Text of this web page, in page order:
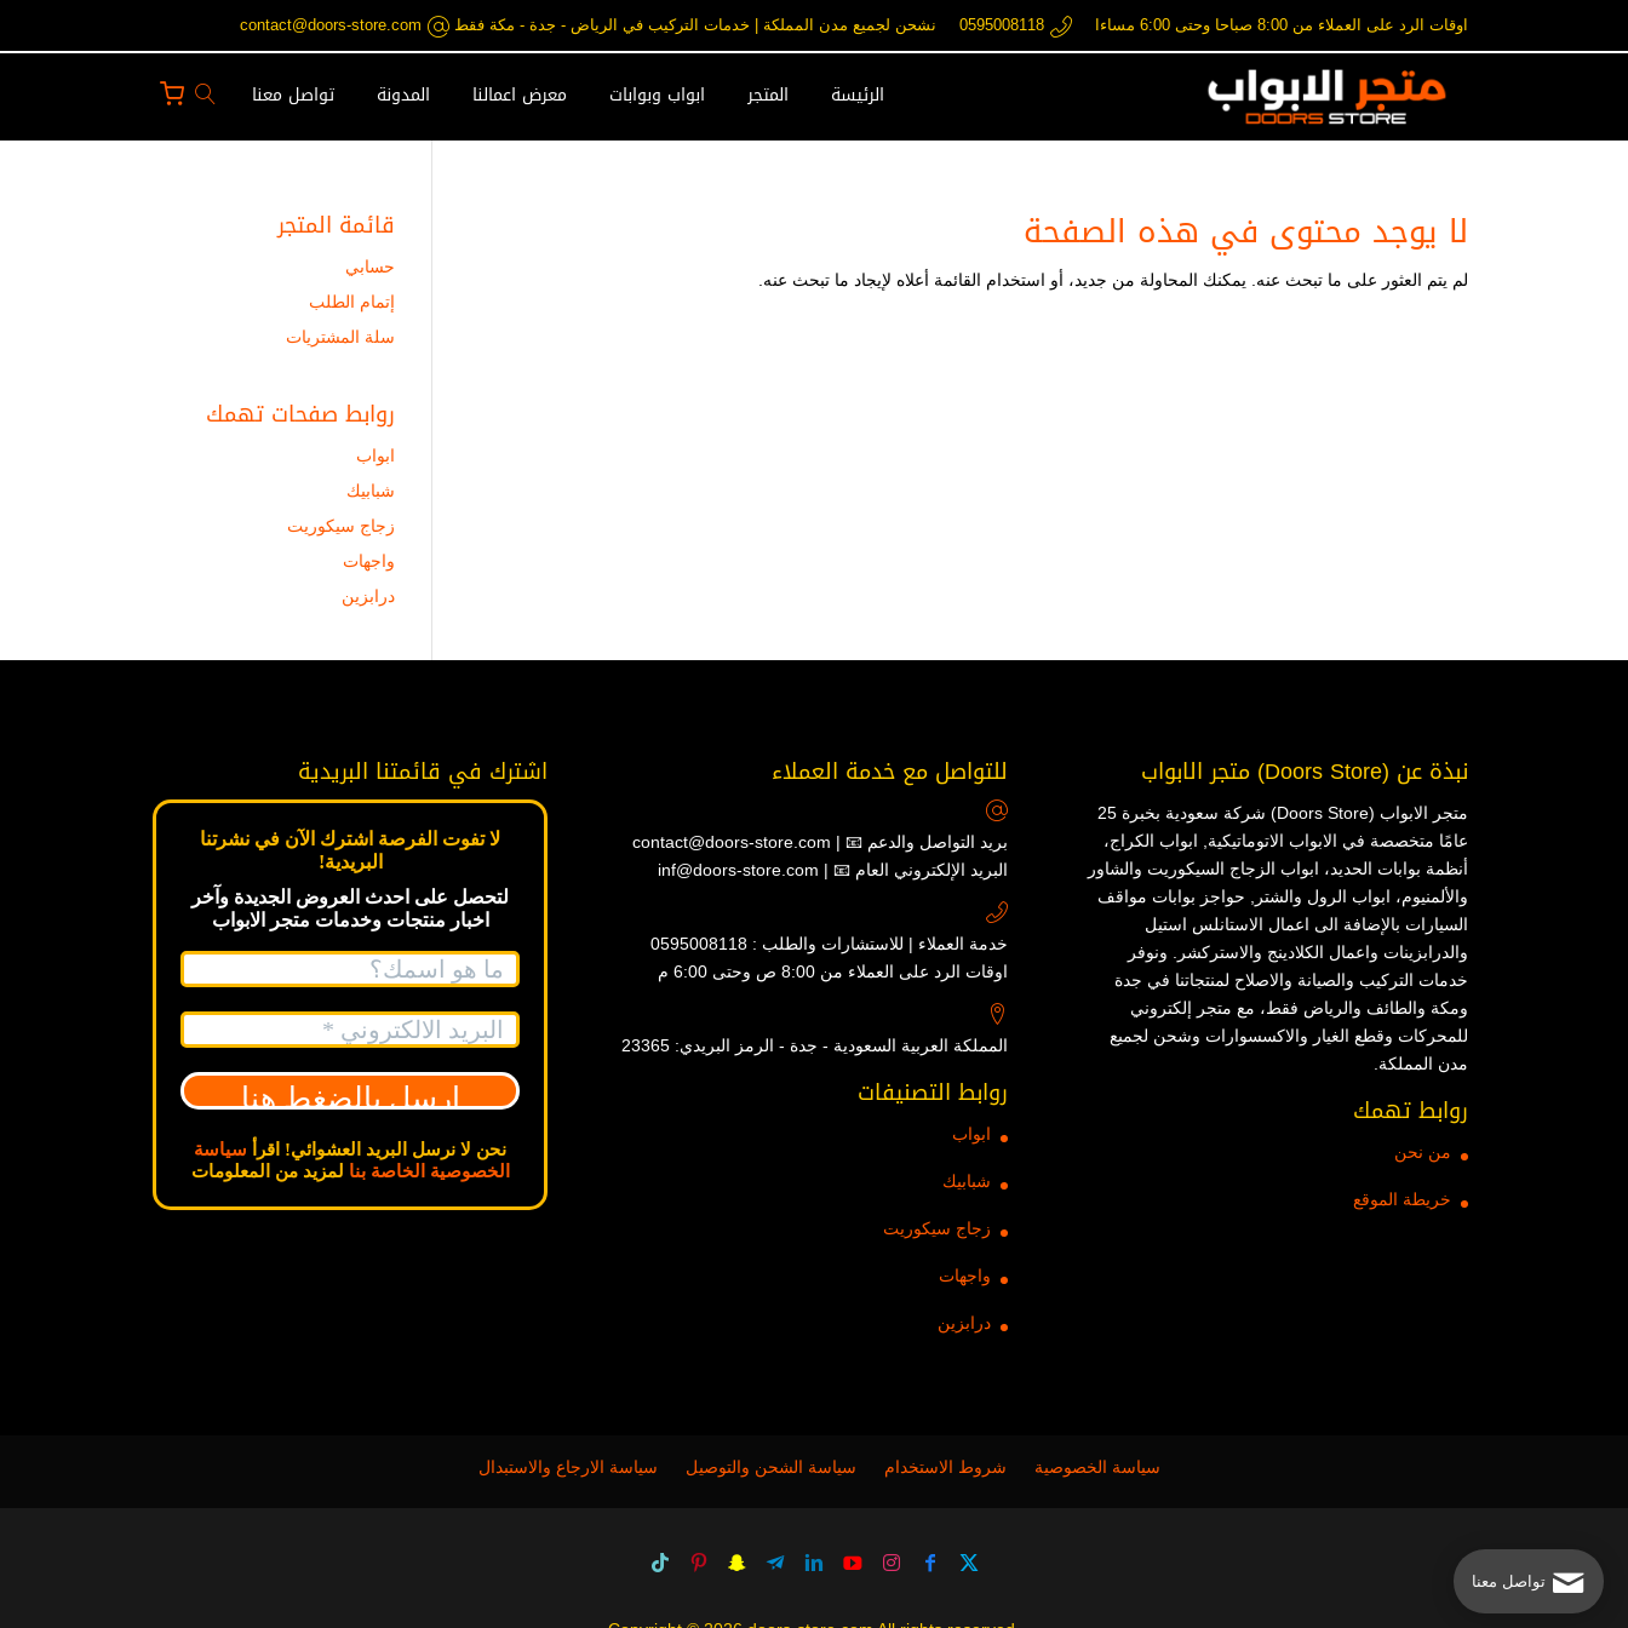
اوقات الرد على العملاء من 8:00 صباحا وحتى 6:00 مساءا 0595008118 نشحن لجميع مدن المملكة | خدمات التركيب في الرياض - جدة - مكة فقط contact@doors-store.com
الرئيسة المتجر ابواب وبوابات معرض اعمالنا المدونة تواصل معنا
لا يوجد محتوى في هذه الصفحة
لم يتم العثور على ما تبحث عنه. يمكنك المحاولة من جديد، أو استخدام القائمة أعلاه لإيجاد ما تبحث عنه.
قائمة المتجر
حسابي
إتمام الطلب
سلة المشتريات
روابط صفحات تهمك
ابواب
شبابيك
زجاج سيكوريت
واجهات
درابزين
نبذة عن (Doors Store) متجر الابواب
متجر الابواب (Doors Store) شركة سعودية بخبرة 25
عامًا متخصصة في الابواب الاتوماتيكية, ابواب الكراج،
أنظمة بوابات الحديد، ابواب الزجاج السيكوريت والشاور
والألمنيوم، ابواب الرول والشتر, حواجز بوابات مواقف
السيارات بالإضافة الى اعمال الاستانلس استيل
والدرابزينات واعمال الكلادينج والاستركشر. ونوفر
خدمات التركيب والصيانة والاصلاح لمنتجاتنا في جدة
ومكة والطائف والرياض فقط، مع متجر إلكتروني
للمحركات وقطع الغيار والاكسسوارات وشحن لجميع
مدن المملكة.
روابط تهمك
من نحن
خريطة الموقع
للتواصل مع خدمة العملاء
contact@doors-store.com | 📧 بريد التواصل والدعم
inf@doors-store.com | 📧 البريد الإلكتروني العام
خدمة العملاء | للاستشارات والطلب : 0595008118
اوقات الرد على العملاء من 8:00 ص وحتى 6:00 م
المملكة العربية السعودية - جدة - الرمز البريدي: 23365
روابط التصنيفات
ابواب
شبابيك
زجاج سيكوريت
واجهات
درابزين
اشترك في قائمتنا البريدية
لا تفوت الفرصة اشترك الآن في نشرتنا
البريدية!
لتحصل على احدث العروض الجديدة وآخر
اخبار منتجات وخدمات متجر الابواب
نحن لا نرسل البريد العشوائي! اقرأ سياسة
الخصوصية الخاصة بنا لمزيد من المعلومات
سياسة الخصوصية شروط الاستخدام سياسة الشحن والتوصيل سياسة الارجاع والاستبدال
تواصل معنا